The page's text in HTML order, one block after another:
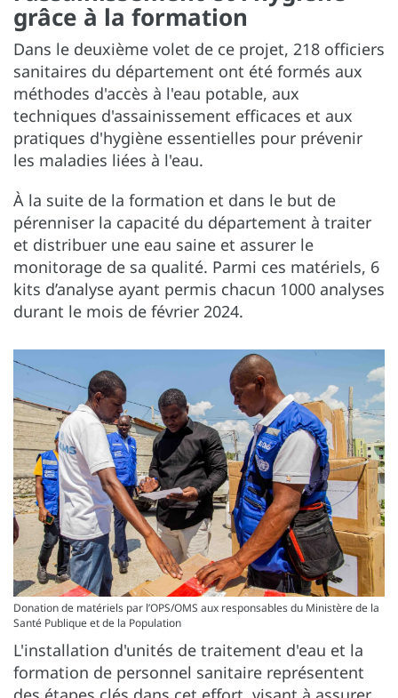
grâce à la formation
Dans le deuxième volet de ce projet, 218 officiers
sanitaires du département ont été formés aux
méthodes d'accès à l'eau potable, aux
techniques d'assainissement efficaces et aux
pratiques d'hygiène essentielles pour prévenir
les maladies liées à l'eau.
À la suite de la formation et dans le but de
pérenniser la capacité du département à traiter
et distribuer une eau saine et assurer le
monitorage de sa qualité. Parmi ces matériels, 6
kits d’analyse ayant permis chacun 1000 analyses
durant le mois de février 2024.
Donation de matériels par l’OPS/OMS aux responsables du Ministère de la
Santé Publique et de la Population
L'installation d'unités de traitement d'eau et la
formation de personnel sanitaire représentent